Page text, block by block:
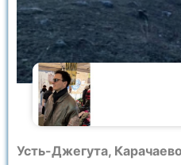
Усть-Джегута,